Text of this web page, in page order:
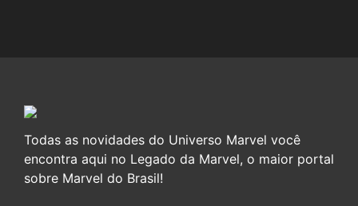
Todas as novidades do Universo Marvel você
encontra aqui no Legado da Marvel, o maior portal
sobre Marvel do Brasil!